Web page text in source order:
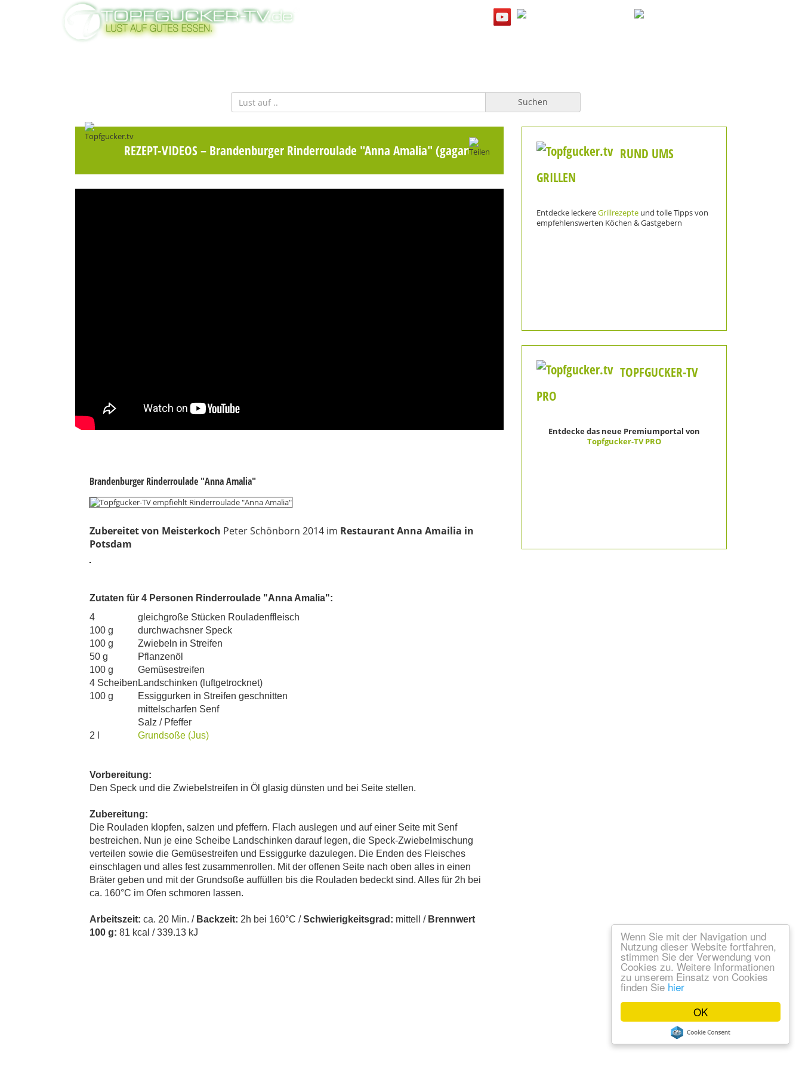
OK
Wenn Sie mit der Navigation und
Nutzung dieser Website fortfahren,
stimmen Sie der Verwendung von
Cookies zu. Weitere Informationen
zu unserem Einsatz von Cookies
finden Sie hier
Suchen
REZEPT-VIDEOS– Brandenburger Rinderroulade "Anna Amalia" (gagart)
Brandenburger Rinderroulade "Anna Amalia"
Zubereitet von Meisterkoch Peter Schönborn 2014 im Restaurant Anna Amailia in
Potsdam
Zutaten für 4 Personen Rinderroulade "Anna Amalia":
4
gleichgroße Stücken Rouladenffleisch
100 g
durchwachsner Speck
100 g
Zwiebeln in Streifen
50 g
Pflanzenöl
100 g
Gemüsestreifen
4 Scheiben Landschinken (luftgetrocknet)
100 g
Essiggurken in Streifen geschnitten
mittelscharfen Senf
Salz / Pfeffer
2 l
Grundsoße (Jus)
Vorbereitung:
Den Speck und die Zwiebelstreifen in Öl glasig dünsten und bei Seite stellen.
Zubereitung:
Die Rouladen klopfen, salzen und pfeffern. Flach auslegen und auf einer Seite mit Senf
bestreichen. Nun je eine Scheibe Landschinken darauf legen, die Speck-Zwiebelmischung
verteilen sowie die Gemüsestreifen und Essiggurke dazulegen. Die Enden des Fleisches
einschlagen und alles fest zusammenrollen. Mit der offenen Seite nach oben alles in einen
Bräter geben und mit der Grundsoße auffüllen bis die Rouladen bedeckt sind. Alles für 2h bei
ca. 160°C im Ofen schmoren lassen.
Arbeitszeit: ca. 20 Min. / Backzeit: 2h bei 160°C /Schwierigkeitsgrad: mittell / Brennwert
100 g: 81 kcal / 339.13 kJ
RUND UMS
GRILLEN
Entdecke leckereGrillrezepte und tolle Tipps von
empfehlenswerten Köchen & Gastgebern
TOPFGUCKER-TV
PRO
Entdecke das neue Premiumportal von
Topfgucker-TV PRO
Datenschutz